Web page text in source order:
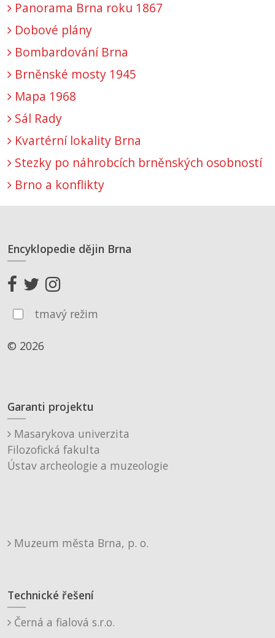
Panorama Brna roku 1867
Dobové plány
Bombardování Brna
Brněnské mosty 1945
Mapa 1968
Sál Rady
Kvartérní lokality Brna
Stezky po náhrobcích brněnských osobností
Brno a konflikty
Encyklopedie dějin Brna
tmavý režim
© 2026
Garanti projektu
Masarykova univerzita
Filozofická fakulta
Ústav archeologie a muzeologie
Muzeum města Brna, p. o.
Technické řešení
Černá a fialová s.r.o.